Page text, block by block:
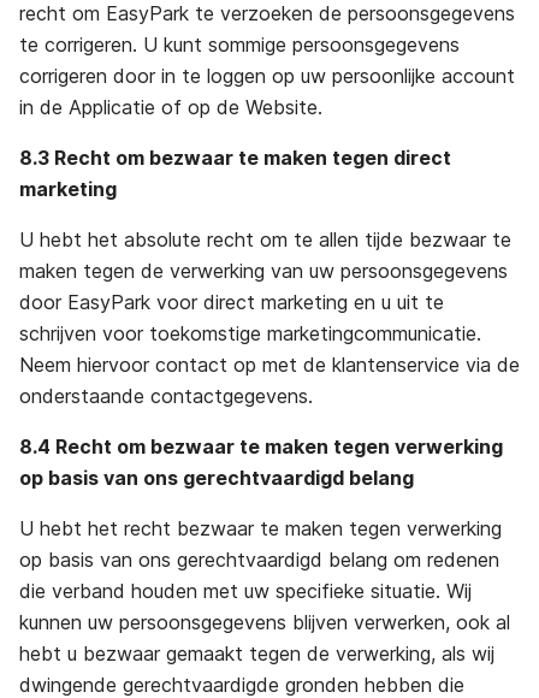
recht om EasyPark te verzoeken de persoonsgegevens
te corrigeren. U kunt sommige persoonsgegevens
corrigeren door in te loggen op uw persoonlijke account
in de Applicatie of op de Website.
8.3 Recht om bezwaar te maken tegen direct
marketing
U hebt het absolute recht om te allen tijde bezwaar te
maken tegen de verwerking van uw persoonsgegevens
door EasyPark voor direct marketing en u uit te
schrijven voor toekomstige marketingcommunicatie.
Neem hiervoor contact op met de klantenservice via de
onderstaande contactgegevens.
8.4 Recht om bezwaar te maken tegen verwerking
op basis van ons gerechtvaardigd belang
U hebt het recht bezwaar te maken tegen verwerking
op basis van ons gerechtvaardigd belang om redenen
die verband houden met uw specifieke situatie. Wij
kunnen uw persoonsgegevens blijven verwerken, ook al
hebt u bezwaar gemaakt tegen de verwerking, als wij
dwingende gerechtvaardigde gronden hebben die